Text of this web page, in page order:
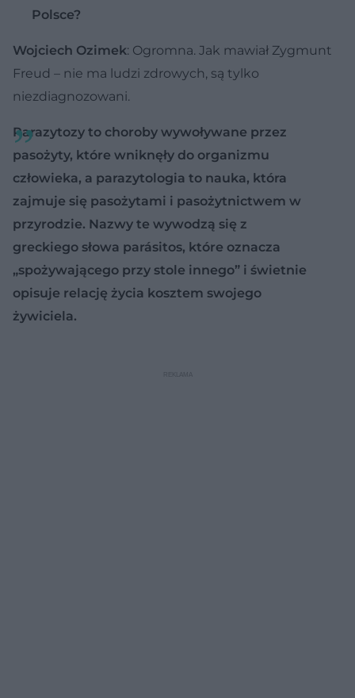
Polsce?
Wojciech Ozimek: Ogromna. Jak mawiał Zygmunt
Freud – nie ma ludzi zdrowych, są tylko
niezdiagnozowani.
Parazytozy to choroby wywoływane przez
pasożyty, które wniknęły do organizmu
człowieka, a parazytologia to nauka, która
zajmuje się pasożytami i pasożytnictwem w
przyrodzie. Nazwy te wywodzą się z
greckiego słowa parásitos, które oznacza
„spożywającego przy stole innego” i świetnie
opisuje relację życia kosztem swojego
żywiciela.